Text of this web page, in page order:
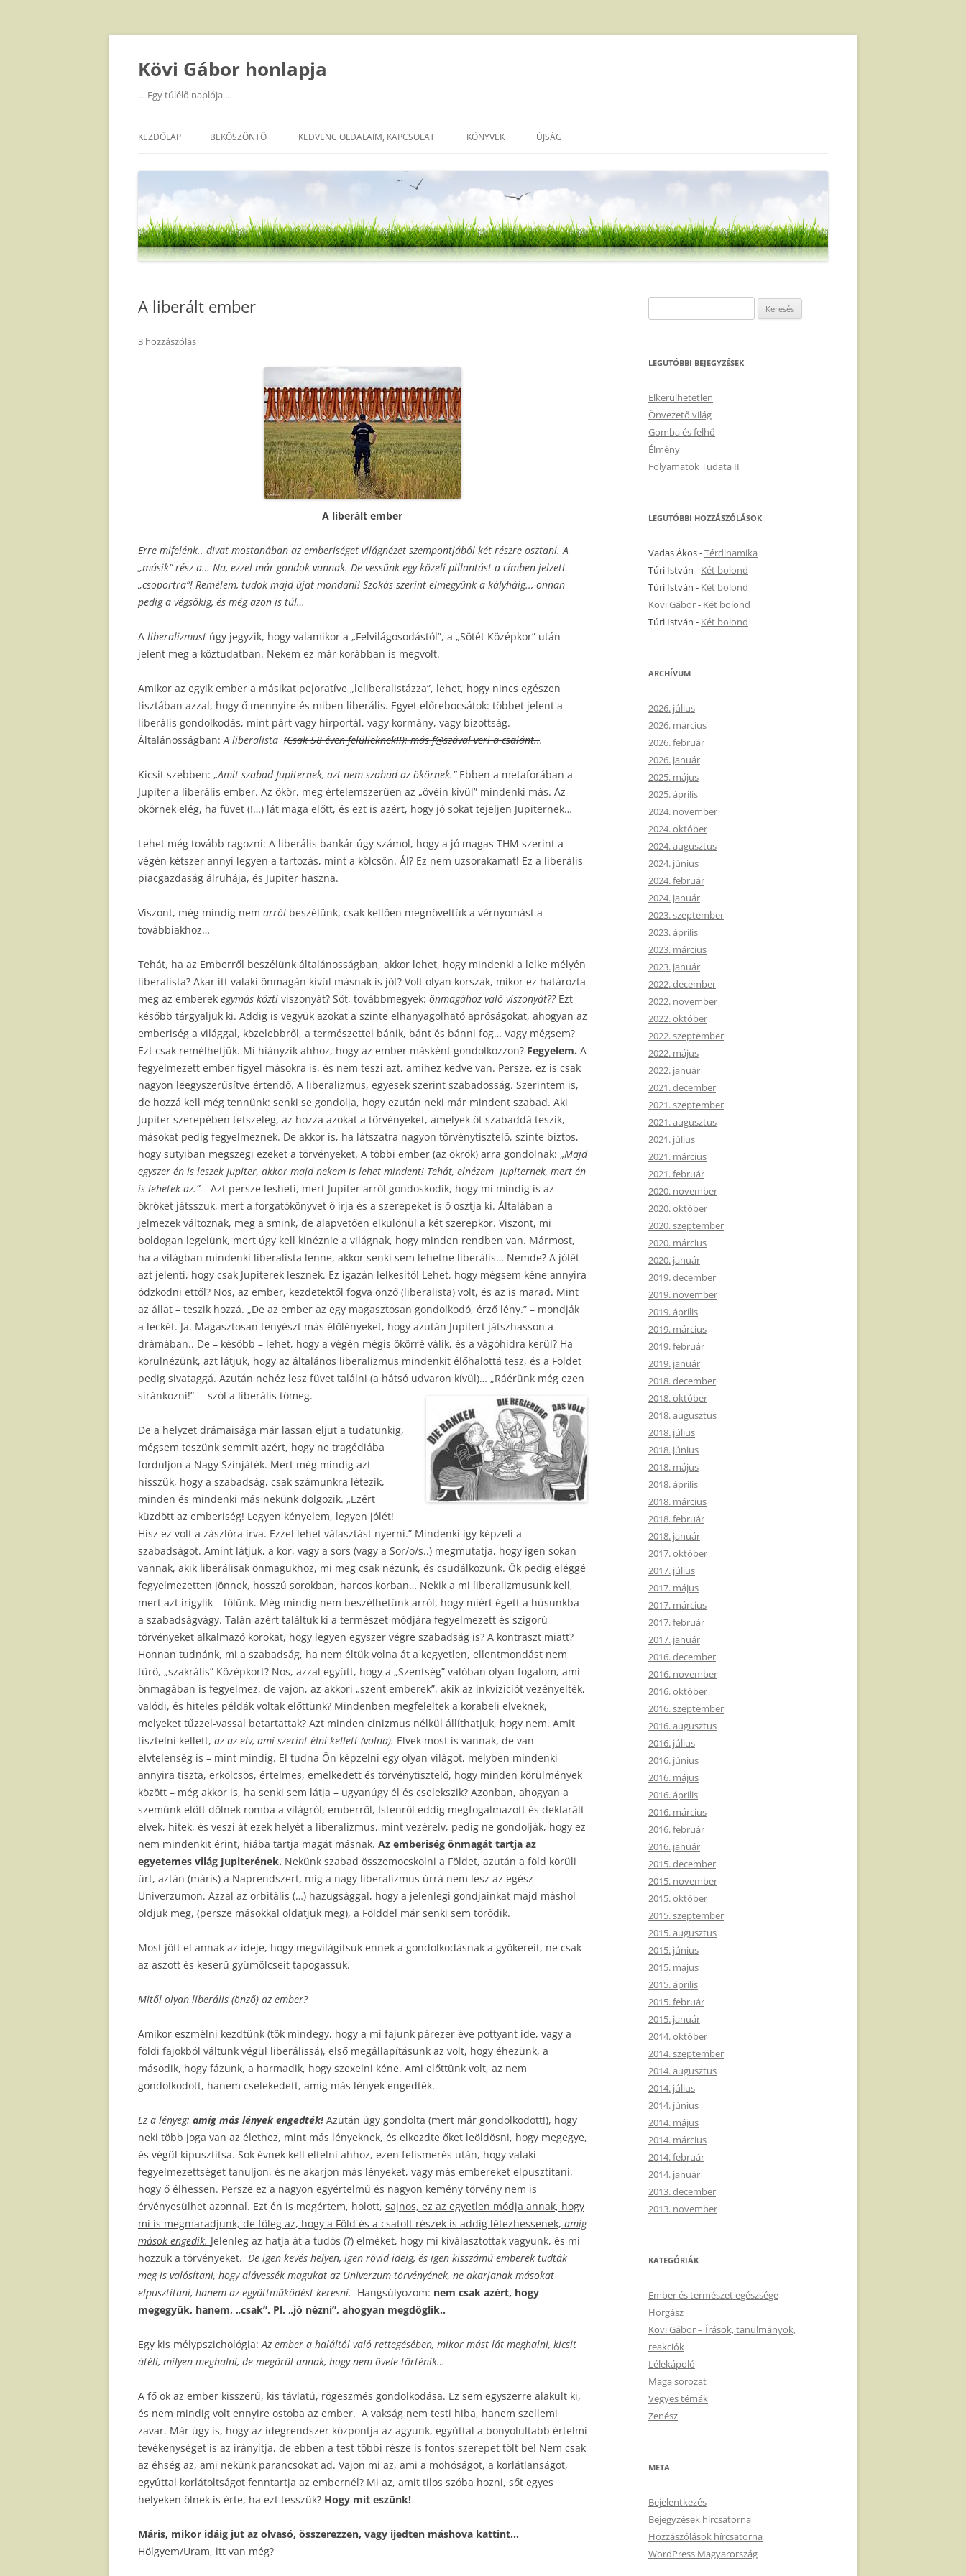
Kilépés
tartalomba
Kövi Gábor honlapja
… Egy túlélő naplója …
KEZDŐLAP BEKÖSZÖNTŐ KEDVENC OLDALAIM, KAPCSOLAT KÖNYVEK ÚJSÁG
A liberált ember
3 hozzászólás
A liberált ember
Erre mifelénk.. divat mostanában az emberiséget világnézet szempontjából két részre osztani. A
„másik” rész a… Na, ezzel már gondok vannak. De vessünk egy közeli pillantást a címben jelzett
„csoportra”! Remélem, tudok majd újat mondani! Szokás szerint elmegyünk a kályháig.., onnan
pedig a végsőkig, és még azon is túl…
A liberalizmust úgy jegyzik, hogy valamikor a „Felvilágosodástól”, a „Sötét Középkor” után
jelent meg a köztudatban. Nekem ez már korábban is megvolt.
Amikor az egyik ember a másikat pejoratíve „leliberalistázza”, lehet, hogy nincs egészen
tisztában azzal, hogy ő mennyire és miben liberális. Egyet előrebocsátok: többet jelent a
liberális gondolkodás, mint párt vagy hírportál, vagy kormány, vagy bizottság.
Általánosságban:A liberalista (Csak 58 éven felülieknek!!): más f@szával veri a csalánt...
Kicsit szebben: „Amit szabad Jupiternek, azt nem szabad az ökörnek.”Ebben a metaforában a
Jupiter a liberális ember. Az ökör, meg értelemszerűen az „övéin kívül” mindenki más. Az
ökörnek elég, ha füvet (!…) lát maga előtt, és ezt is azért, hogy jó sokat tejeljen Jupiternek…
Lehet még tovább ragozni: A liberális bankár úgy számol, hogy a jó magas THM szerint a
végén kétszer annyi legyen a tartozás, mint a kölcsön. Á!? Ez nem uzsorakamat! Ez a liberális
piacgazdaság álruhája, és Jupiter haszna.
Viszont, még mindig nem arról beszélünk, csak kellően megnöveltük a vérnyomást a
továbbiakhoz…
Tehát, ha az Emberről beszélünk általánosságban, akkor lehet, hogy mindenki a lelke mélyén
liberalista? Akar itt valaki önmagán kívül másnak is jót? Volt olyan korszak, mikor ez határozta
meg az emberek egymás közti viszonyát? Sőt, továbbmegyek: önmagához való viszonyát??Ezt
később tárgyaljuk ki. Addig is vegyük azokat a szinte elhanyagolható apróságokat, ahogyan az
emberiség a világgal, közelebbről, a természettel bánik, bánt és bánni fog… Vagy mégsem?
Ezt csak remélhetjük. Mi hiányzik ahhoz, hogy az ember másként gondolkozzon? Fegyelem. A
fegyelmezett ember figyel másokra is, és nem teszi azt, amihez kedve van. Persze, ez is csak
nagyon leegyszerűsítve értendő. A liberalizmus, egyesek szerint szabadosság. Szerintem is,
de hozzá kell még tennünk: senki se gondolja, hogy ezután neki már mindent szabad. Aki
Jupiter szerepében tetszeleg, az hozza azokat a törvényeket, amelyek őt szabaddá teszik,
másokat pedig fegyelmeznek. De akkor is, ha látszatra nagyon törvénytisztelő, szinte biztos,
hogy sutyiban megszegi ezeket a törvényeket. A többi ember (az ökrök) arra gondolnak: „Majd
egyszer én is leszek Jupiter, akkor majd nekem is lehet mindent! Tehát, elnézem Jupiternek, mert én
is lehetek az.”– Azt persze lesheti, mert Jupiter arról gondoskodik, hogy mi mindig is az
ökröket játsszuk, mert a forgatókönyvet ő írja és a szerepeket is ő osztja ki. Általában a
jelmezek változnak, meg a smink, de alapvetően elkülönül a két szerepkör. Viszont, mi
boldogan legelünk, mert úgy kell kinéznie a világnak, hogy minden rendben van. Mármost,
ha a világban mindenki liberalista lenne, akkor senki sem lehetne liberális… Nemde? A jólét
azt jelenti, hogy csak Jupiterek lesznek. Ez igazán lelkesítő! Lehet, hogy mégsem kéne annyira
ódzkodni ettől? Nos, az ember, kezdetektől fogva önző (liberalista) volt, és az is marad. Mint
az állat – teszik hozzá. „De az ember az egy magasztosan gondolkodó, érző lény.” – mondják
a leckét. Ja. Magasztosan tenyészt más élőlényeket, hogy azután Jupitert játszhasson a
drámában.. De – később – lehet, hogy a végén mégis ökörré válik, és a vágóhídra kerül? Ha
körülnézünk, azt látjuk, hogy az általános liberalizmus mindenkit élőhalottá tesz, és a Földet
pedig sivataggá. Azután nehéz lesz füvet találni (a hátsó udvaron kívül)… „Ráérünk még ezen
siránkozni!” – szól a liberális tömeg.
De a helyzet drámaisága már lassan eljut a tudatunkig,
mégsem teszünk semmit azért, hogy ne tragédiába
forduljon a Nagy Színjáték. Mert még mindig azt
hisszük, hogy a szabadság, csak számunkra létezik,
minden és mindenki más nekünk dolgozik. „Ezért
küzdött az emberiség! Legyen kényelem, legyen jólét!
Hisz ez volt a zászlóra írva. Ezzel lehet választást nyerni.” Mindenki így képzeli a
szabadságot. Amint látjuk, a kor, vagy a sors (vagy a Sor/o/s..) megmutatja, hogy igen sokan
vannak, akik liberálisak önmagukhoz, mi meg csak nézünk, és csudálkozunk. Ők pedig eléggé
fegyelmezetten jönnek, hosszú sorokban, harcos korban… Nekik a mi liberalizmusunk kell,
mert azt irigylik – tőlünk. Még mindig nem beszélhetünk arról, hogy miért égett a húsunkba
a szabadságvágy. Talán azért találtuk ki a természet módjára fegyelmezett és szigorú
törvényeket alkalmazó korokat, hogy legyen egyszer végre szabadság is? A kontraszt miatt?
Honnan tudnánk, mi a szabadság, ha nem éltük volna át a kegyetlen, ellentmondást nem
tűrő, „szakrális” Középkort? Nos, azzal együtt, hogy a „Szentség” valóban olyan fogalom, ami
önmagában is fegyelmez, de vajon, az akkori „szent emberek”, akik az inkvizíciót vezényelték,
valódi, és hiteles példák voltak előttünk? Mindenben megfeleltek a korabeli elveknek,
melyeket tűzzel-vassal betartattak? Azt minden cinizmus nélkül állíthatjuk, hogy nem. Amit
tisztelni kellett, az az elv, ami szerint élni kellett (volna). Elvek most is vannak, de van
elvtelenség is – mint mindig. El tudna Ön képzelni egy olyan világot, melyben mindenki
annyira tiszta, erkölcsös, értelmes, emelkedett és törvénytisztelő, hogy minden körülmények
között – még akkor is, ha senki sem látja – ugyanúgy él és cselekszik? Azonban, ahogyan a
szemünk előtt dőlnek romba a világról, emberről, Istenről eddig megfogalmazott és deklarált
elvek, hitek, és veszi át ezek helyét a liberalizmus, mint vezérelv, pedig ne gondolják, hogy ez
nem mindenkit érint, hiába tartja magát másnak. Az emberiség önmagát tartja az
egyetemes világ Jupiterének. Nekünk szabad összemocskolni a Földet, azután a föld körüli
űrt, aztán (máris) a Naprendszert, míg a nagy liberalizmus úrrá nem lesz az egész
Univerzumon. Azzal az orbitális (…) hazugsággal, hogy a jelenlegi gondjainkat majd máshol
oldjuk meg, (persze másokkal oldatjuk meg), a Földdel már senki sem törődik.
Most jött el annak az ideje, hogy megvilágítsuk ennek a gondolkodásnak a gyökereit, ne csak
az aszott és keserű gyümölcseit tapogassuk.
Mitől olyan liberális (önző) az ember?
Amikor eszmélni kezdtünk (tök mindegy, hogy a mi fajunk párezer éve pottyant ide, vagy a
földi fajokból váltunk végül liberálissá), első megállapításunk az volt, hogy éhezünk, a
második, hogy fázunk, a harmadik, hogy szexelni kéne. Ami előttünk volt, az nem
gondolkodott, hanem cselekedett, amíg más lények engedték.
Ez a lényeg: amíg más lények engedték!Azután úgy gondolta (mert már gondolkodott!), hogy
neki több joga van az élethez, mint más lényeknek, és elkezdte őket leöldösni, hogy megegye,
és végül kipusztítsa. Sok évnek kell eltelni ahhoz, ezen felismerés után, hogy valaki
fegyelmezettséget tanuljon, és ne akarjon más lényeket, vagy más embereket elpusztítani,
hogy ő élhessen. Persze ez a nagyon egyértelmű és nagyon kemény törvény nem is
érvényesülhet azonnal. Ezt én is megértem, holott, sajnos, ez az egyetlen módja annak, hogy
mi is megmaradjunk, de főleg az, hogy a Föld és a csatolt részek is addig létezhessenek, amíg
mások engedik. Jelenleg az hatja át a tudós (?) elméket, hogy mi kiválasztottak vagyunk, és mi
hozzuk a törvényeket. De igen kevés helyen, igen rövid ideig, és igen kisszámú emberek tudták
meg is valósítani, hogy alávessék magukat az Univerzum törvényének, ne akarjanak másokat
elpusztítani, hanem az együttműködést keresni. Hangsúlyozom: nem csak azért, hogy
megegyük, hanem, „csak”. Pl. „jó nézni”, ahogyan megdöglik..
Egy kis mélypszichológia:Az ember a haláltól való rettegésében, mikor mást lát meghalni, kicsit
átéli, milyen meghalni, de megörül annak, hogy nem ővele történik…
A fő ok az ember kisszerű, kis távlatú, rögeszmés gondolkodása. Ez sem egyszerre alakult ki,
és nem mindig volt ennyire ostoba az ember. A vakság nem testi hiba, hanem szellemi
zavar. Már úgy is, hogy az idegrendszer központja az agyunk, egyúttal a bonyolultabb értelmi
tevékenységet is az irányítja, de ebben a test többi része is fontos szerepet tölt be! Nem csak
az éhség az, ami nekünk parancsokat ad. Vajon mi az, ami a mohóságot, a korlátlanságot,
egyúttal korlátoltságot fenntartja az embernél? Mi az, amit tilos szóba hozni, sőt egyes
helyeken ölnek is érte, ha ezt tesszük? Hogy mit eszünk!
Máris, mikor idáig jut az olvasó, összerezzen, vagy ijedten máshova kattint…
Hölgyem/Uram, itt van még?
LEGUTÓBBI BEJEGYZÉSEK
Elkerülhetetlen
Önvezető világ
Gomba és felhő
Élmény
Folyamatok Tudata II
LEGUTÓBBI HOZZÁSZÓLÁSOK
Vadas Ákos-Térdinamika
Túri István - Két bolond
Túri István - Két bolond
Kövi Gábor- Két bolond
Túri István - Két bolond
ARCHÍVUM
2026. július
2026. március
2026. február
2026. január
2025. május
2025. április
2024. november
2024. október
2024. augusztus
2024. június
2024. február
2024. január
2023. szeptember
2023. április
2023. március
2023. január
2022. december
2022. november
2022. október
2022. szeptember
2022. május
2022. január
2021. december
2021. szeptember
2021. augusztus
2021. július
2021. március
2021. február
2020. november
2020. október
2020. szeptember
2020. március
2020. január
2019. december
2019. november
2019. április
2019. március
2019. február
2019. január
2018. december
2018. október
2018. augusztus
2018. július
2018. június
2018. május
2018. április
2018. március
2018. február
2018. január
2017. október
2017. július
2017. május
2017. március
2017. február
2017. január
2016. december
2016. november
2016. október
2016. szeptember
2016. augusztus
2016. július
2016. június
2016. május
2016. április
2016. március
2016. február
2016. január
2015. december
2015. november
2015. október
2015. szeptember
2015. augusztus
2015. június
2015. május
2015. április
2015. február
2015. január
2014. október
2014. szeptember
2014. augusztus
2014. július
2014. június
2014. május
2014. március
2014. február
2014. január
2013. december
2013. november
KATEGÓRIÁK
Ember és természet egészsége
Horgász
Kövi Gábor – Írások, tanulmányok,
reakciók
Lélekápoló
Maga sorozat
Vegyes témák
Zenész
META
Bejelentkezés
Bejegyzések hírcsatorna
Hozzászólások hírcsatorna
WordPress Magyarország